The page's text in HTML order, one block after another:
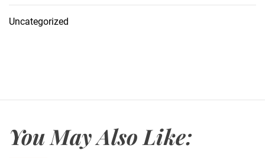
Uncategorized
You May Also Like: